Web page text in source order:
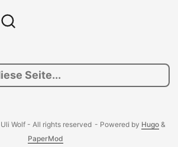
Wolf - All rights reserved - Powered by Hugo &
PaperMod